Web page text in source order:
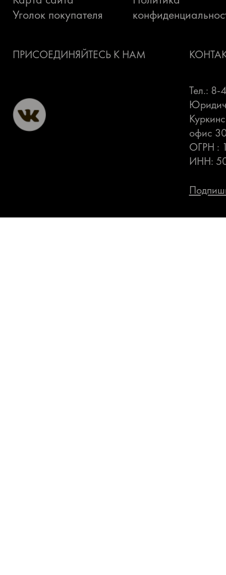
Уголок покупателя
ПРИСОЕДИНЯЙТЕСЬ К НАМ
Тел.: 8-
офис
ОГРН :
ИНН: